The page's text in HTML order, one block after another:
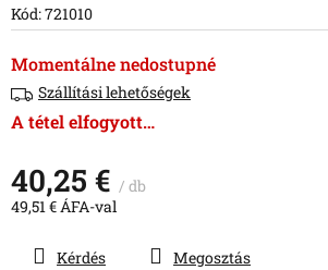
Kód:721010
40,25 € / db
49,51 € ÁFA-val
Momentálne nedostupné
Szállítási lehetőségek
A tétel elfogyott…
Kérdés Megosztás
átlagos
értékelése
5-
ből
0,0
csillag.